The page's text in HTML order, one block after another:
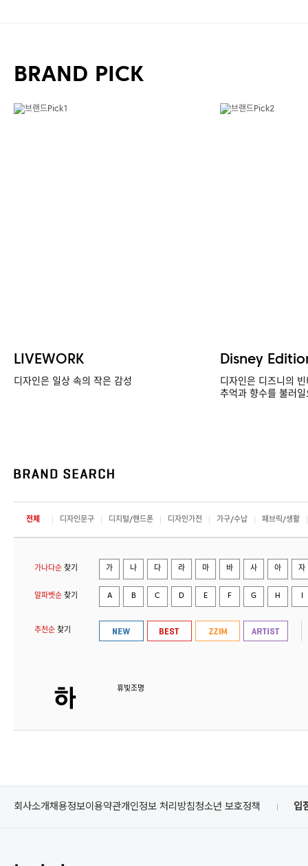
BRAND PICK
LIVEWORK
디자인은 일상 속의 작은 감성
Disney
디자인은 디즈니의
추억과 향수를 불러
전체 디자인문구 디지털/핸드폰 디자인가전 가구/수납 패브릭/생활
가나다순 찾기 가 나 다 라 마 바 사 아 자
알파벳순 찾기 A B C D E F G H
추천순 찾기
휴빛조명
회사소개채용정보이용약관개인정보 처리방침청소년 보호정책 입